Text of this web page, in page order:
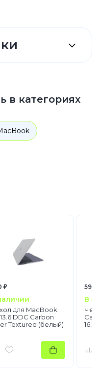
в категориях
₽
для MacBook
DDC Carbon
Textured (белый)
590
В
16.2